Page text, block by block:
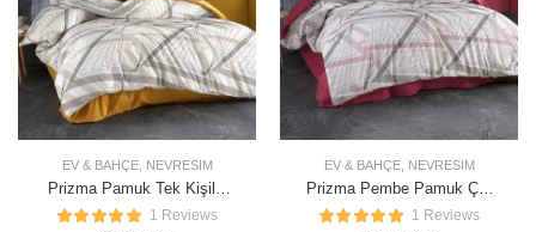
EV & BAHÇE, NEVRESIM
Prizma Pamuk Tek Kişilik
Nevresim Takımı
1 Reviews
EV & BAHÇE, NEVRESIM
Prizma Pembe Pamuk Çift
Kişilik Nevresim Takımı
1 Reviews